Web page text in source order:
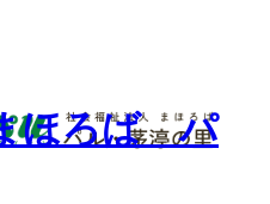
ほろば パ